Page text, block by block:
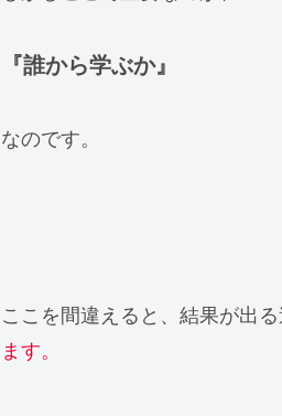
『誰から学ぶか』
なのです。
ここを間違えると、結果が出
ます。